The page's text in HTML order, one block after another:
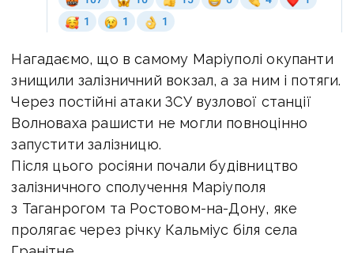
Нагадаємо, що в самому Маріуполі окупанти
знищили залізничний вокзал, а за ним і потяги.
Через постійні атаки ЗСУ вузлової станції
Волноваха рашисти не могли повноцінно
запустити залізницю.
Після цього росіяни почали будівництво
залізничного сполучення Маріуполя
з Таганрогом та Ростовом-на-Дону, яке
пролягає через річку Кальміус біля села